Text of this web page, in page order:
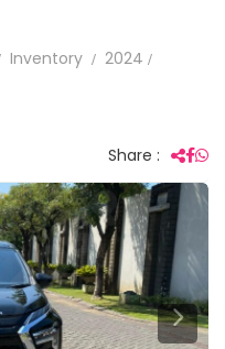
Inventory
2024
Share :